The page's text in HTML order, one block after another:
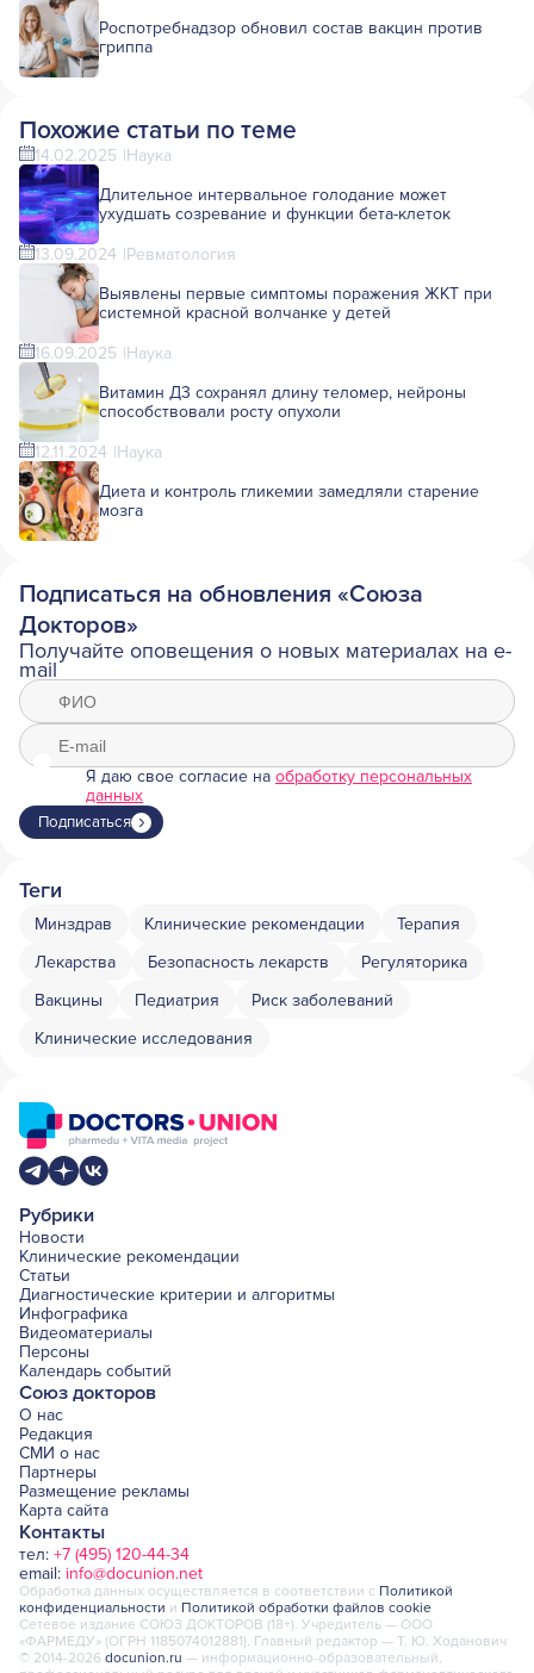
Роспотребнадзор обновил состав вакцин против
гриппа
Похожие статьи по теме
14.02.2025 Наука
Длительное интервальное голодание может
ухудшать созревание и функции бета-клеток
13.09.2024 Ревматология
Выявлены первые симптомы поражения ЖКТ при
системной красной волчанке у детей
16.09.2025 Наука
Витамин Д3 сохранял длину теломер, нейроны
способствовали росту опухоли
12.11.2024 Наука
Диета и контроль гликемии замедляли старение
мозга
Подписаться на обновления «Союза
Докторов»
Получайте оповещения о новых материалах на e-
mail
Я даю свое согласие на обработку персональных
данных
Подписаться
Теги
Минздрав Клинические рекомендации
Терапия
Лекарства
Безопасность лекарств
Регуляторика
Вакцины
Педиатрия
Риск заболеваний
Клинические исследования
Рубрики
Новости
Клинические рекомендации
Статьи
Диагностические критерии и алгоритмы
Инфографика
Видеоматериалы
Персоны
Календарь событий
Союз докторов
О нас
Редакция
СМИ о нас
Партнеры
Размещение рекламы
Карта сайта
Контакты
тел: +7 (495) 120-44-34
email: info@docunion.net
Обработка данных осуществляется в соответствии с Политикой
конфиденциальности и Политикой обработки файлов cookie
Сетевое издание СОЮЗ ДОКТОРОВ (18+). Учредитель — ООО
«ФАРМЕДУ» (ОГРН 1185074012881). Главный редактор — Т. Ю. Ходанович
© 2014-2026 docunion.ru — информационно-образовательный,